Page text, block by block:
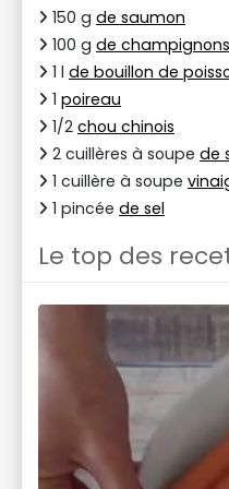
150 g de saumon
100 g de champignons
1 l de bouillon de
1 poireau
1/2 chou chinois
2 cuillères à soupe de
1 cuillère à soupe
1 pincée de sel
Le top des